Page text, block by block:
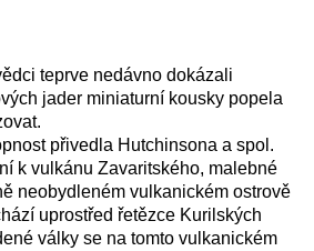
teprve nedávno dokázali
jader miniaturní kousky popela
přivedla Hutchinsona a spol.
k vulkánu Zavaritského, malebné
neobydleném vulkanickém ostrově
uprostřed řetězce Kurilských
války se na tomto vulkanickém